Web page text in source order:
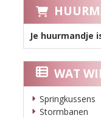
Je huurmandje
WAT
Springkussens
Stormbanen